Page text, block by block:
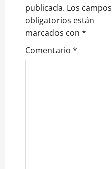
d
e
e
publicada. Los campos
obligatorios están
marcados con *
Comentario *